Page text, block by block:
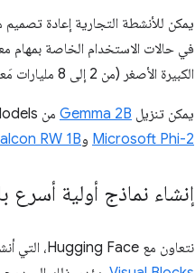
يمكن للأنشطة التجارية إعادة
في حالات الاستخدام الخاصة بمهام
الكبيرة الأصغر (من 2 إلى 8 مليارات مَعلمة) لتشغيلها على أجهزة المستهلكين.
يمكن تنزيل Gemma 2B من Kaggle Models، وهو متوافق مع
Microsoft Phi-2 وRW 1B
إنشاء نماذج أولية أسرع
نتعاون مع Hugging Face، التي أنشأت 16 عقدة مخصّصة جديدة تمامًا لـ